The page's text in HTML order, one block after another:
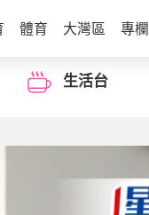
體育 大灣區 專欄
生活台